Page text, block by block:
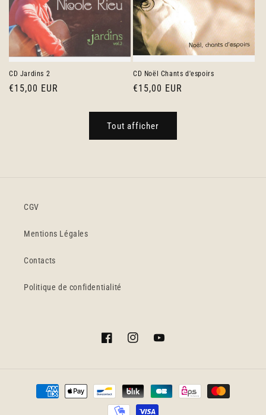
CD Jardins 2
Prix
€15,00 EUR
CD Noël Chants d'espoirs
Prix
€15,00 EUR
Tout afficher
CGV
Mentions Légales
Contacts
Politique de confidentialité
FacebookInstagramYouTube
Moyens